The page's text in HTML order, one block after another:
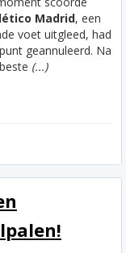
Madrid, een
voet uitgleed, had
geannuleerd. Na
(...)